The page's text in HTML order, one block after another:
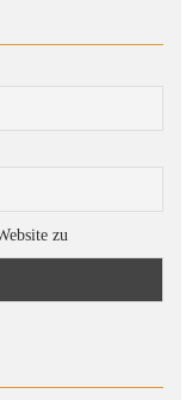
zu